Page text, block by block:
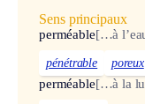
Sens principaux
perméable[…à
pénétrable poreux
perméable[…à la